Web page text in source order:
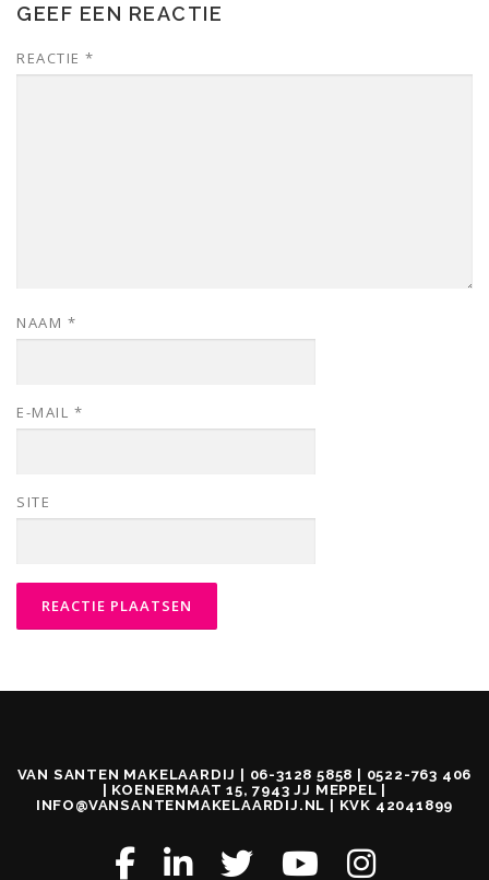
GEEF EEN REACTIE
REACTIE *
NAAM *
E-MAIL *
SITE
VAN SANTEN MAKELAARDIJ | 06-3128 5858 | 0522-763 406
| KOENERMAAT 15, 7943 JJ MEPPEL |
INFO@VANSANTENMAKELAARDIJ.NL | KVK 42041899